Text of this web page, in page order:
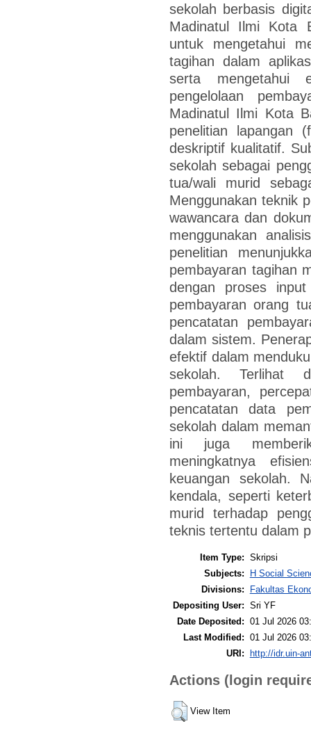
sekolah berbasis
Madinatul Ilmi Kota
untuk mengetahui
tagihan dalam
serta mengetahui
pengelolaan
Madinatul Ilmi Kota
penelitian lapangan
deskriptif kualitatif.
sekolah sebagai
tua/wali murid
Menggunakan teknik
wawancara dan
menggunakan
penelitian
pembayaran tagihan
dengan proses
pembayaran orang
pencatatan
dalam sistem.
efektif dalam
sekolah. Terlihat
pembayaran,
pencatatan data
sekolah dalam
ini juga
meningkatnya
keuangan sekolah.
kendala, seperti
murid terhadap
teknis tertentu dalam
Item Type: Skripsi
Subjects:
H Social
Divisions:
Fakultas
Depositing User: Sri YF
Date Deposited: 01 Jul 2026
Last Modified: 01 Jul 2026
URI: http://idr.uin-
Actions (login
View Item